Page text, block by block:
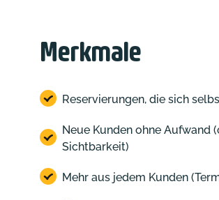
Merkmale
Reservierungen, die sich
Neue Kunden ohne Aufwand
Sichtbarkeit)
Mehr aus jedem Kunden